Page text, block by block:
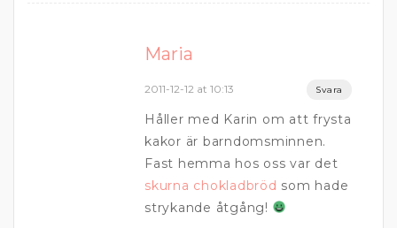
Maria
2011-12-12 at 10:13 Svara
Håller med Karin om att frysta
kakor är barndomsminnen.
Fast hemma hos oss var det
skurna chokladbröd som hade
strykande åtgång!